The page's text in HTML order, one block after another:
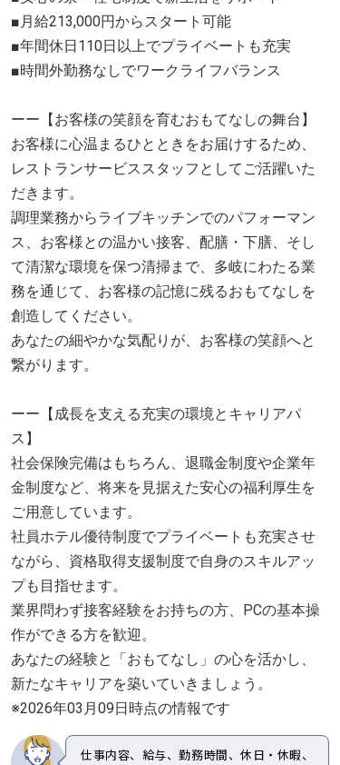
■月給213,000円からスタート可能
■年間休日110日以上でプライベートも充実
■時間外勤務なしでワークライフバランス
ーー【お客様の笑顔を育むおもてなしの舞台】
お客様に心温まるひとときをお届けするため、
レストランサービススタッフとしてご活躍いた
だきます。
調理業務からライブキッチンでのパフォーマン
ス、お客様との温かい接客、配膳・下膳、そし
て清潔な環境を保つ清掃まで、多岐にわたる業
務を通じて、お客様の記憶に残るおもてなしを
創造してください。
あなたの細やかな気配りが、お客様の笑顔へと
繋がります。
ーー【成長を支える充実の環境とキャリアパ
ス】
社会保険完備はもちろん、退職金制度や企業年
金制度など、将来を見据えた安心の福利厚生を
ご用意しています。
社員ホテル優待制度でプライベートも充実させ
ながら、資格取得支援制度で自身のスキルアッ
プも目指せます。
業界問わず接客経験をお持ちの方、PCの基本操
作ができる方を歓迎。
あなたの経験と「おもてなし」の心を活かし、
新たなキャリアを築いていきましょう。
※2026年03月09日時点の情報です
仕事内容、給与、勤務時間、休日・休暇、